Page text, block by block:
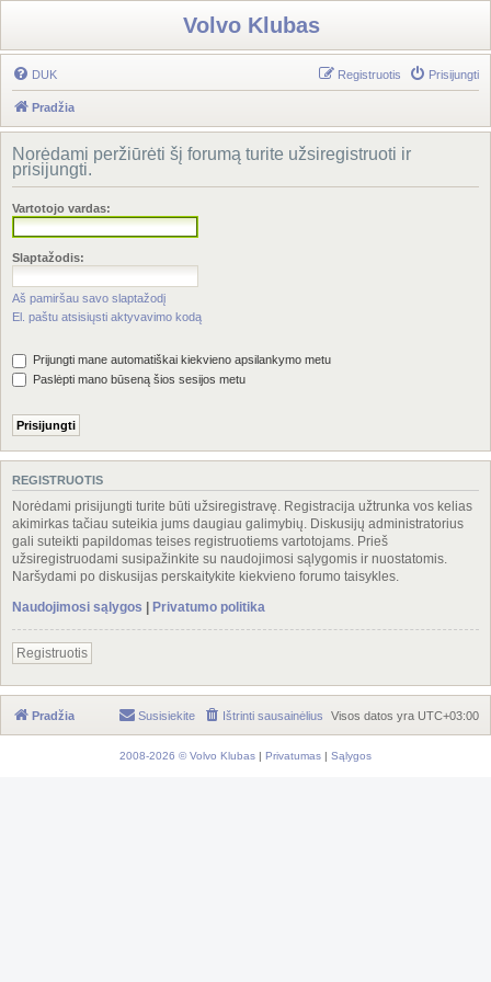
Volvo Klubas
DUK Prisijungti
Registruotis
Pradžia
Norėdami peržiūrėti šį forumą turite užsiregistruoti ir
prisijungti.
Vartotojo vardas:
Slaptažodis:
Aš pamiršau savo slaptažodį
El. paštu atsisiųsti aktyvavimo kodą
Prijungti mane automatiškai kiekvieno apsilankymo metu
Paslėpti mano būseną šios sesijos metu
REGISTRUOTIS
Norėdami prisijungti turite būti užsiregistravę. Registracija užtrunka vos kelias
akimirkas tačiau suteikia jums daugiau galimybių. Diskusijų administratorius
gali suteikti papildomas teises registruotiems vartotojams. Prieš
užsiregistruodami susipažinkite su naudojimosi sąlygomis ir nuostatomis.
Naršydami po diskusijas perskaitykite kiekvieno forumo taisykles.
Naudojimosi sąlygos | Privatumo politika
Registruotis
Pradžia Visos datos yra UTC+03:00
Ištrinti sausainėlius
Susisiekite
2008-2026 © Volvo Klubas | Privatumas | Sąlygos